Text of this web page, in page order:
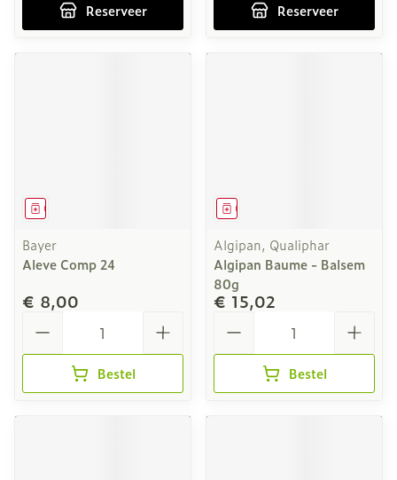
Reserveer Reserveer
Geneesmiddel
Bayer
Aleve Comp 24
€ 8,00
Bestel
Geneesmiddel
Algipan, Qualiphar
Algipan Baume - Balsem
80g
€ 15,02
Bestel